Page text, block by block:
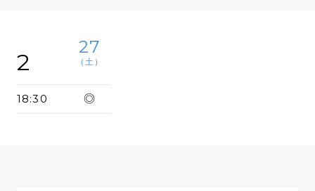
2
27
（土）
18:30 ◎